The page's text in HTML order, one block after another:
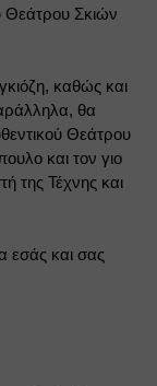
Θεάτρου Σκιών
καθώς και
θα
Θεάτρου
και τον γιο
της Τέχνης και
εσάς και σας